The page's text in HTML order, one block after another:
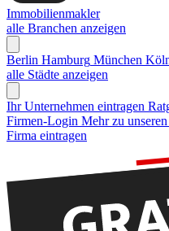
Immobilienmakler
alle Branchen anzeigen
Berlin Hamburg München
alle Städte anzeigen
Ihr Unternehmen eintragen
Firmen-Login Mehr zu
Firma eintragen